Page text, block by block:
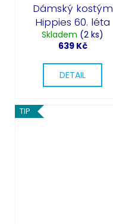
Dámský kostým
Hippies 60. léta
Skladem (2 ks)
639 Kč
DETAIL
TIP